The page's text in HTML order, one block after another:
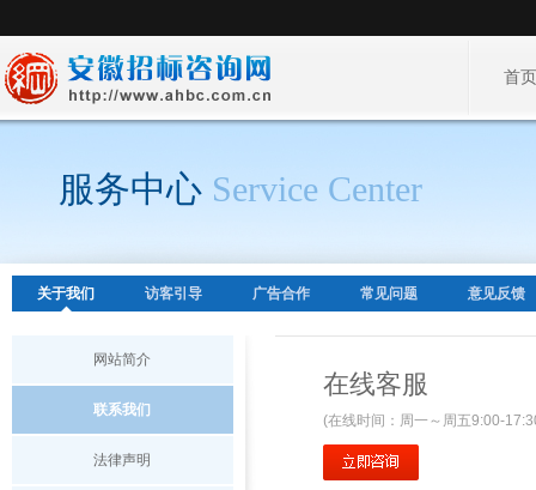
首
服务中心 Service Center
关于我们 访客引导 广告合作 常见问题 意见反馈
网站简介
联系我们
法律声明
在线客服
(在线时间：周一～周五9:00-